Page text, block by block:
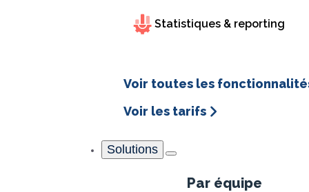
Statistiques & reporting
Voir toutes les
Voir les tarifs
Solutions
Par équipe